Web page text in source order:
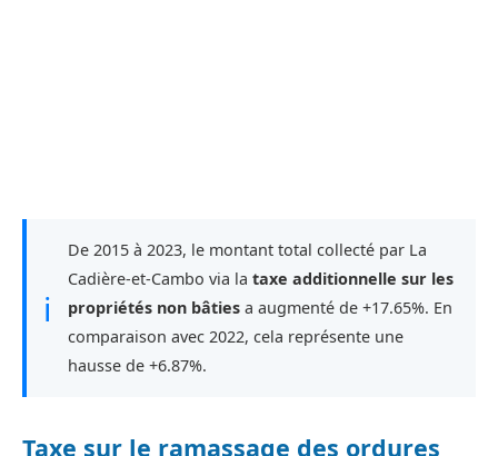
ℹ
De 2015 à 2023, le montant total collecté par La
Cadière-et-Cambo via la taxe additionnelle sur les
propriétés non bâties a augmenté de +17.65%. En
comparaison avec 2022, cela représente une
hausse de +6.87%.
Taxe sur le ramassage des ordures